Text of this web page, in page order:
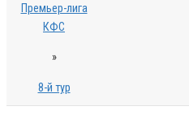
Премьер-лига
КФС
»
8-й тур